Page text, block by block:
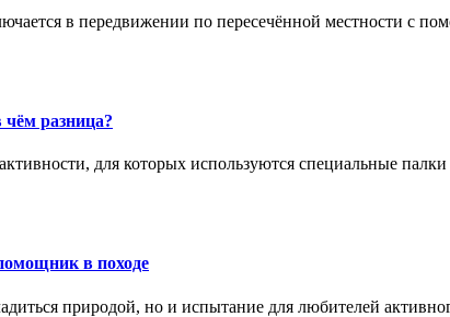
в передвижении по пересечённой местности с
разница?
для которых используются специальные палки
в походе
природой, но и испытание для любителей